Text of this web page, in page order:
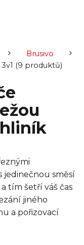
Brusivo
(9 produktů)
jedinečnou směsí
tím šetří váš čas
jiného
a pořizovací